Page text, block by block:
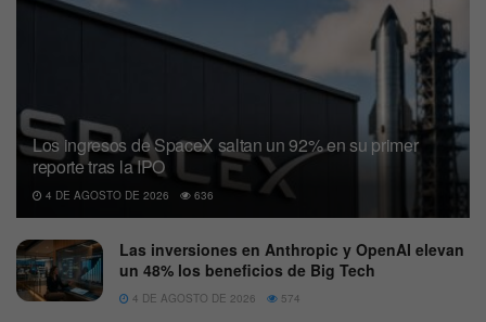
Los ingresos de SpaceX saltan un 92% en su primer
reporte tras la IPO
4 DE AGOSTO DE 2026 636
Las inversiones en Anthropic y OpenAI elevan
un 48% los beneficios de Big Tech
4 DE AGOSTO DE 2026 574